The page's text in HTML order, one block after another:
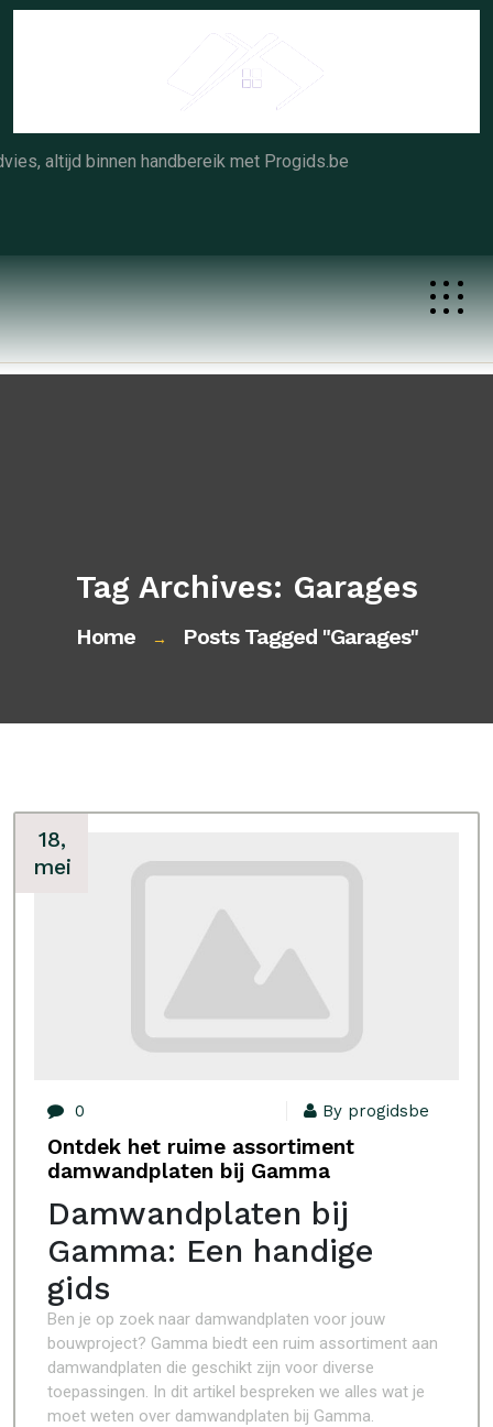
Skip
altijd binnen handbereik met Progids.be
Tag Archives: Garages
Home → Posts Tagged "garages"
18,
mei
0 By progidsbe
Ontdek het ruime assortiment
damwandplaten bij Gamma
Damwandplaten bij
Gamma: Een handige
gids
Ben je op zoek naar damwandplaten voor jouw
bouwproject? Gamma biedt een ruim assortiment aan
damwandplaten die geschikt zijn voor diverse
toepassingen. In dit artikel bespreken we alles wat je
moet weten over damwandplaten bij Gamma.